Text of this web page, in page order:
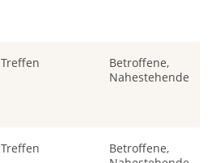
Treffen
Betroffene,
Nahestehende
Treffen
Betroffene,